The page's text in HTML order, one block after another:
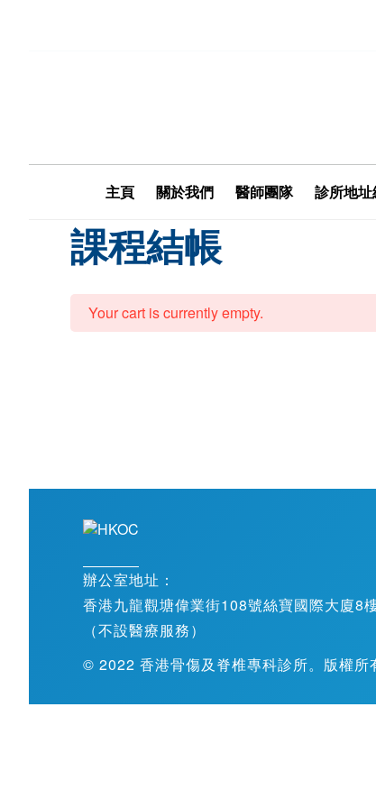
主頁 關於我們 醫師團隊 診所地
課程結帳
Your cart is currently empty.
辦公室地址：
香港九龍觀塘偉業街108號絲寶國際大廈8
（不設醫療服務）
© 2022 香港骨傷及脊椎專科診所。版權所